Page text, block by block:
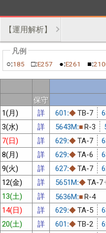
【運用解析】
○:185 □:E257 ●:E261 ■:
保守
1(月)
詳 601:◆TB-7
3(水)
詳 5643M:■R-3
7(日)
詳 629:◆TA-7
8(月)
詳 629:◆TA-6
9(火)
詳 627:◆TA-7
12(金)
詳 5651M:◆TA-7
13(土)
詳 5636M:■R-4
14(日)
詳 629:◆TA-5
20(土)
詳 601:◆TB-2